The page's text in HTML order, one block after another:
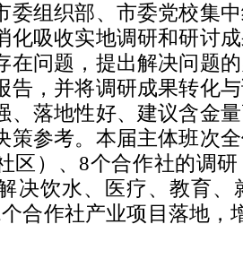
委组织部、市委党校集
化吸收实地调研和研讨
在问题，提出解决问题
告，并将调研成果转化
、落地性好、建议含金
策参考。本届主体班次
区）、8个合作社的调
决饮水、医疗、教育、
合作社产业项目落地，